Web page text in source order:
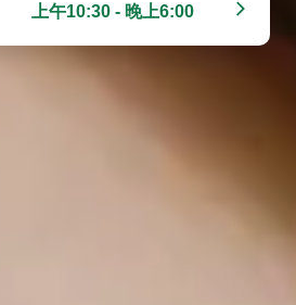
上午10:30 - 晚上6:00